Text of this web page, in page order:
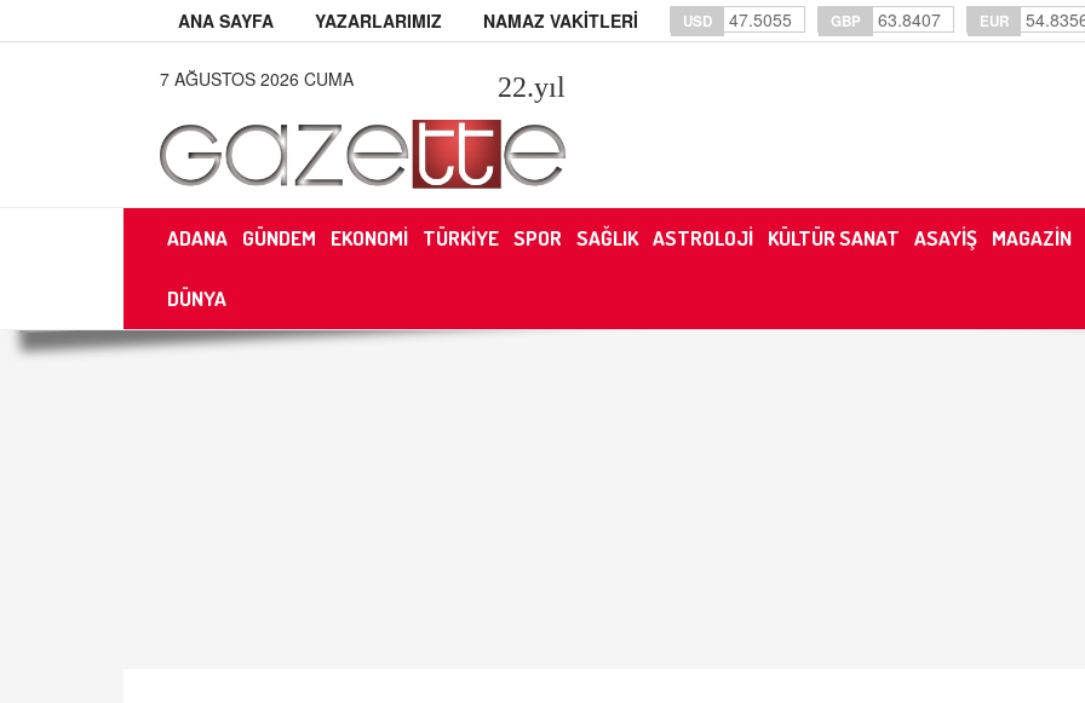
ANA SAYFA YAZARLARIMIZ NAMAZ VAKİTLERİ USD 47.5055 GBP 63.8407 EUR
7 AĞUSTOS 2026 CUMA 22.yıl
ADANA GÜNDEM EKONOMİ TÜRKİYE SPOR SAĞLIK ASTROLOJİ KÜLTÜR SANAT ASAYİŞ MAGAZİN
DÜNYA